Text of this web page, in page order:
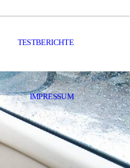
TESTBERICHTE
IMPRESSUM